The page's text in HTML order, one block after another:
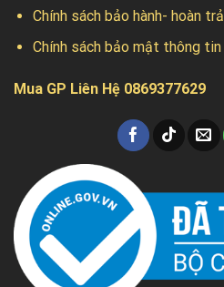
Chính sách bảo hành- hoàn trả
Chính sách bảo mật thông tin
Mua GP Liên Hệ 0869377629